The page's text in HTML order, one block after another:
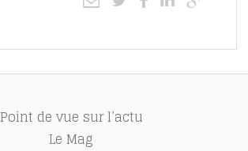
Point de vue sur l’actu
Le Mag